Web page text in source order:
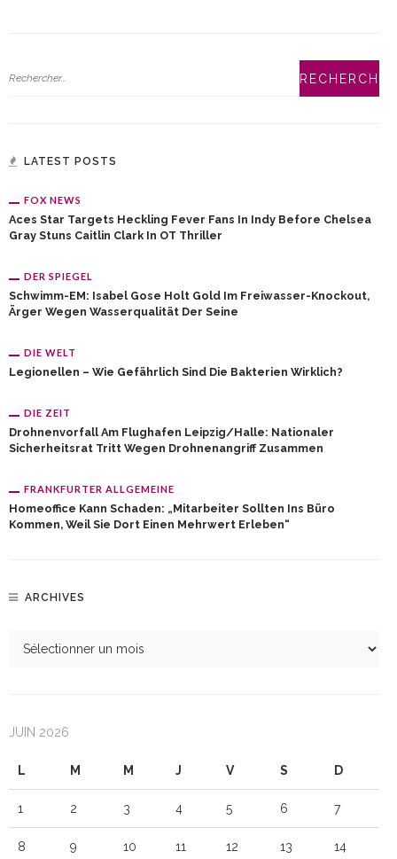
LATEST POSTS
FOX NEWS
Aces Star Targets Heckling Fever Fans In Indy Before Chelsea
Gray Stuns Caitlin Clark In OT Thriller
DER SPIEGEL
Schwimm-EM: Isabel Gose Holt Gold Im Freiwasser-Knockout,
Ärger Wegen Wasserqualität Der Seine
DIE WELT
Legionellen – Wie Gefährlich Sind Die Bakterien Wirklich?
DIE ZEIT
Drohnenvorfall Am Flughafen Leipzig/Halle: Nationaler
Sicherheitsrat Tritt Wegen Drohnenangriff Zusammen
FRANKFURTER ALLGEMEINE
Homeoffice Kann Schaden: „Mitarbeiter Sollten Ins Büro
Kommen, Weil Sie Dort Einen Mehrwert Erleben“
ARCHIVES
JUIN 2026
L M M J V S D
1 2 3 4 5 6 7
8 9 10 11 12 13 14